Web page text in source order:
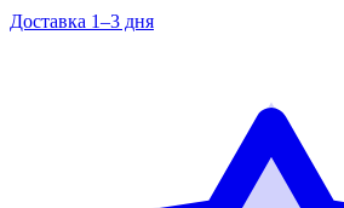
Доставка 1–3 дня